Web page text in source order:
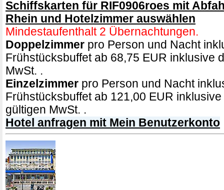
Schiffskarten für RIF0906roes mit
Rhein und Hotelzimmer auswählen
Mindestaufenthalt 2 Übernachtungen.
Doppelzimmer pro Person und Nacht
Frühstücksbuffet ab 68,75 EUR inklusive
MwSt. .
Einzelzimmer pro Person und Nacht
Frühstücksbuffet ab 121,00 EUR
gültigen MwSt. .
Hotel anfragen mit Mein Benutzerkonto